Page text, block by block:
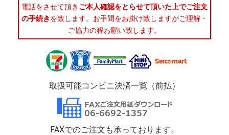
電話をさせて頂き ご本人確認をとらせて頂いた上でご注文
の手続きを致します。お手間をお掛け致しますがご理解・
ご協力の程お願い致します。
取扱可能コンビニ決済一覧（前払）
FAXでのご注文も承っております。